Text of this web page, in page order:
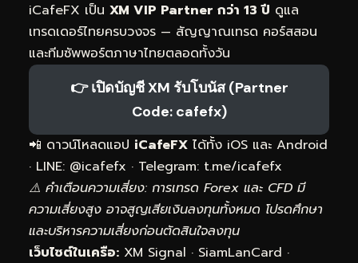
iCafeFX เป็น XM VIP Partner กว่า 13 ปี ดูแล
เทรดเดอร์ไทยครบวงจร — สัญญาณเทรด คอร์สสอน
และทีมซัพพอร์ตภาษาไทยตลอดทั้งวัน
👉 เปิดบัญชี XM รับโบนัส (Partner
Code: cafefx)
📲 ดาวน์โหลดแอป iCafeFX ได้ทั้ง iOS และ Android
· LINE: @icafefx · Telegram: t.me/icafefx
⚠️ คำเตือนความเสี่ยง: การเทรด Forex และ CFD มี
ความเสี่ยงสูง อาจสูญเสียเงินลงทุนทั้งหมด โปรดศึกษา
และบริหารความเสี่ยงก่อนตัดสินใจลงทุน
เว็บไซต์ในเครือ: XM Signal · SiamLanCard ·